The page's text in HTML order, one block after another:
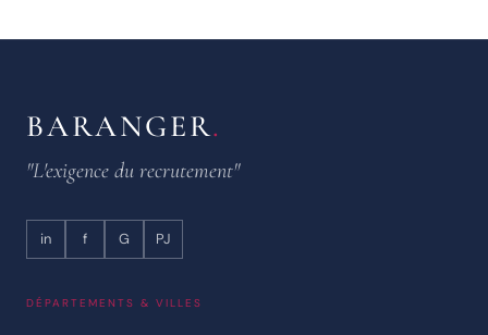
BARANGER.
"L'exigence du recrutement"
in f G PJ
DÉPARTEMENTS & VILLES